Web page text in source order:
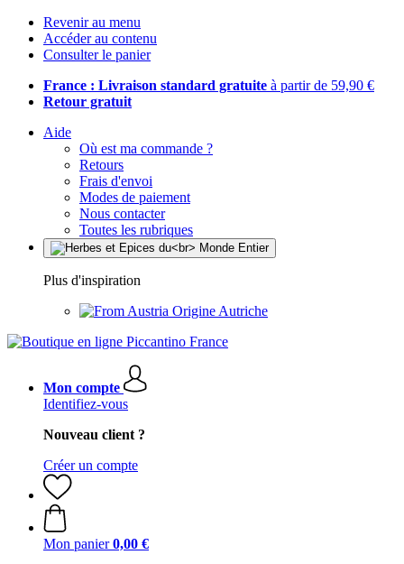
Revenir au menu
Accéder au contenu
Consulter le panier
France : Livraison standard gratuite à partir de 59,90 €
Retour gratuit
Aide
Où est ma commande ?
Retours
Frais d'envoi
Modes de paiement
Nous contacter
Toutes les rubriques
Plus d'inspiration
Origine Autriche
Mon compte
Identifiez-vous
Nouveau client ?
Créer un compte
Mon panier 0,00 €